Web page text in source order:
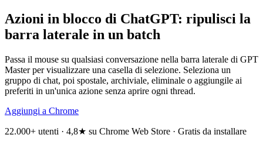
Azioni in blocco di ChatGPT: ripulisci la
barra laterale in un batch
Passa il mouse su qualsiasi conversazione nella barra laterale di GPT
Master per visualizzare una casella di selezione. Seleziona un
gruppo di chat, poi spostale, archiviale, eliminale o aggiungile ai
preferiti in un'unica azione senza aprire ogni thread.
Aggiungi a Chrome
22.000+ utenti · 4,8★ su Chrome Web Store · Gratis da installare